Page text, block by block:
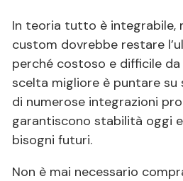
In teoria tutto è integrabile,
custom dovrebbe restare
perché costoso e difficile da
scelta migliore è puntare
di numerose integrazioni
garantiscono stabilità oggi
bisogni futuri.
Non è mai necessario